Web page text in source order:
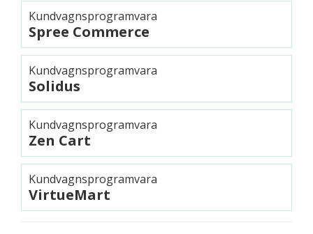
Kundvagnsprogramvara
Spree Commerce
Kundvagnsprogramvara
Solidus
Kundvagnsprogramvara
Zen Cart
Kundvagnsprogramvara
VirtueMart